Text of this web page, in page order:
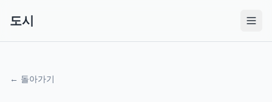
도시
← 돌아가기